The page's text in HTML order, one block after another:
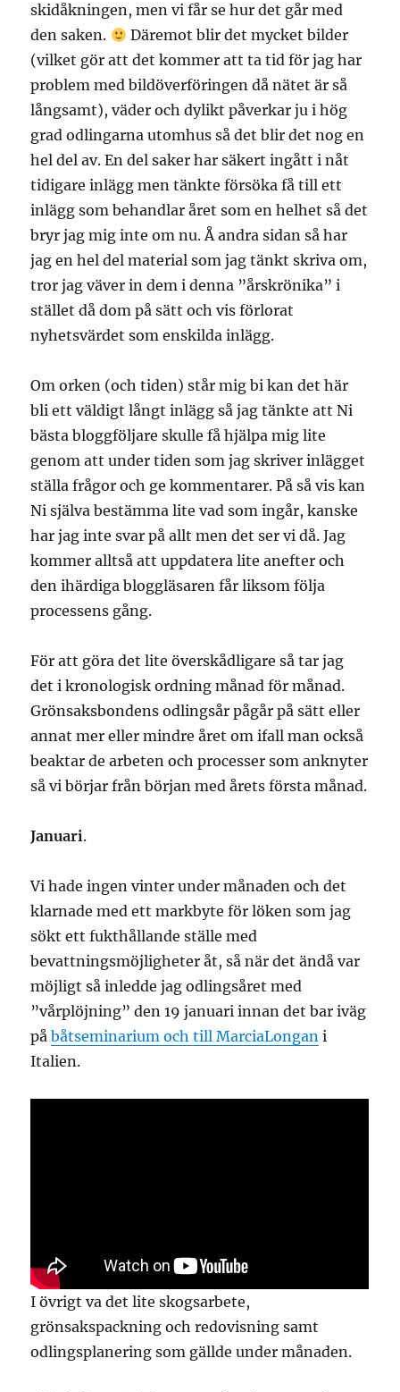
skidåkningen, men vi får se hur det går med
den saken.
Däremot blir det mycket bilder
(vilket gör att det kommer att ta tid för jag har
problem med bildöverföringen då nätet är så
långsamt), väder och dylikt påverkar ju i hög
grad odlingarna utomhus så det blir det nog en
hel del av. En del saker har säkert ingått i nåt
tidigare inlägg men tänkte försöka få till ett
inlägg som behandlar året som en helhet så det
bryr jag mig inte om nu. Å andra sidan så har
jag en hel del material som jag tänkt skriva om,
tror jag väver in dem i denna ”årskrönika” i
stället då dom på sätt och vis förlorat
nyhetsvärdet som enskilda inlägg.
Om orken (och tiden) står mig bi kan det här
bli ett väldigt långt inlägg så jag tänkte att Ni
bästa bloggföljare skulle få hjälpa mig lite
genom att under tiden som jag skriver inlägget
ställa frågor och ge kommentarer. På så vis kan
Ni själva bestämma lite vad som ingår, kanske
har jag inte svar på allt men det ser vi då. Jag
kommer alltså att uppdatera lite anefter och
den ihärdiga bloggläsaren får liksom följa
processens gång.
För att göra det lite överskådligare så tar jag
det i kronologisk ordning månad för månad.
Grönsaksbondens odlingsår pågår på sätt eller
annat mer eller mindre året om ifall man också
beaktar de arbeten och processer som anknyter
så vi börjar från början med årets första månad.
Januari.
Vi hade ingen vinter under månaden och det
klarnade med ett markbyte för löken som jag
sökt ett fukthållande ställe med
bevattningsmöjligheter åt, så när det ändå var
möjligt så inledde jag odlingsåret med
”vårplöjning” den 19 januari innan det bar iväg
påbåtseminarium och till MarciaLongan i
Italien.
I övrigt va det lite skogsarbete,
grönsakspackning och redovisning samt
odlingsplanering som gällde under månaden.